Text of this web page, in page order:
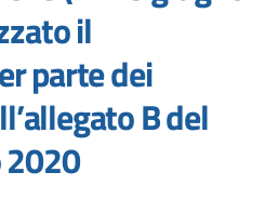
il
parte dei
B del
2020